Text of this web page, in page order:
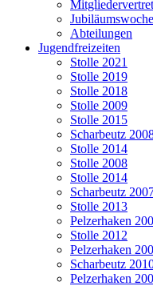
Abteilungen
Jugendfreizeiten
Stolle 2021
Stolle 2019
Stolle 2018
Stolle 2009
Stolle 2015
Scharbeutz
Stolle 2014
Stolle 2008
Stolle 2014
Scharbeutz
Stolle 2013
Pelzerhaken
Stolle 2012
Pelzerhaken
Scharbeutz
Pelzerhaken